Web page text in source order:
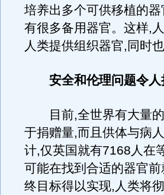
培养出多个可供移植的
有很多备用器官。这样,
人类提供组织器官,同时
安全和伦理问题令人
目前,全世界有大量的
于捐赠量,而且供体与病
计,仅英国就有7168人在
可能在找到合适的器官
终目标得以实现,人类将